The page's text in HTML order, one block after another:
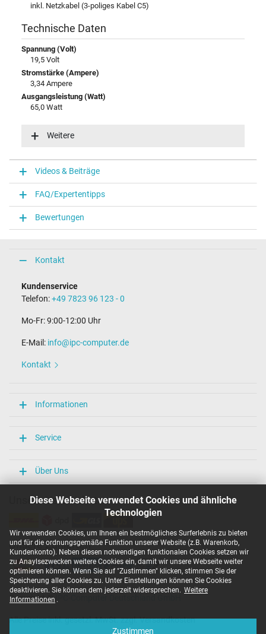
Diese Webseite verwendet Cookies und ähnliche
Technologien
Wir verwenden Cookies, um Ihnen ein bestmögliches Surferlebnis zu bieten
und für die ordnungsgemäße Funktion unserer Website (z.B. Warenkorb,
Kundenkonto). Neben diesen notwendigen funktionalen Cookies setzen wir
zu Anaylsezwecken weitere Cookies ein, damit wir unsere Webseite weiter
optimieren können. Wenn Sie auf "Zustimmen" klicken, stimmen Sie der
Speicherung aller Cookies zu. Unter Einstellungen können Sie Cookies
deaktivieren. Sie können dem jederzeit widersprechen. Weitere
Informationen .
Zustimmen
inkl. Netzkabel (3-poliges Kabel C5)
Technische Daten
Spannung (Volt)
19,5 Volt
Stromstärke (Ampere)
3,34 Ampere
Ausgangsleistung (Watt)
65,0 Watt
100-240V / 50-60Hz
Funktions-LED
Funktions-LED im Stecker
Notebook Stecker
Steckertyp / -form
rund / 180° gerade
9,5 mm
Ja
Länge Anschlusskabel (m) (ca.)
Länge / Breite / Höhe
Weitere Daten
Ja
CE
N
PSE
SEC
Singapore Safety Mark
TÜV Argentina Certificado
TÜV Geprüfte Sicherheit
UKCA
UL Listed
Weitere
Videos & Beiträge
FAQ/Expertentipps
Bewertungen
Kontakt
Kundenservice
Telefon:+49 7823 96 123 - 0
Mo-Fr: 9:00-12:00 Uhr
E-Mail: info@ipc-computer.de
Kontakt
Informationen
Service
Über Uns
Unsere Versandarten
Unsere Zahlarten
Copyright ©
Alle Preise inkl. gesetzl. MwSt. zzgl. Versandkosten